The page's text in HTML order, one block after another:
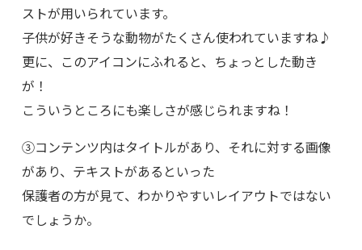
ストが用いられています。
子供が好きそうな動物がたくさん使われていますね♪
更に、このアイコンにふれると、ちょっとした動き
が！
こういうところにも楽しさが感じられますね！
③コンテンツ内はタイトルがあり、それに対する画像
があり、テキストがあるといった
保護者の方が見て、わかりやすいレイアウトではない
でしょうか。